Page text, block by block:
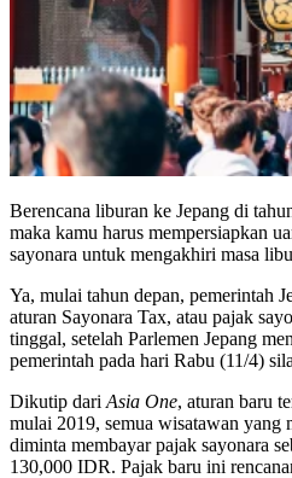
Berencana liburan ke Jepang di
maka kamu harus mempersiapkan
sayonara untuk mengakhiri masa
Ya, mulai tahun depan, pemerintah
aturan Sayonara Tax, atau pajak
tinggal, setelah Parlemen Jepang
pemerintah pada hari Rabu (11/4)
Dikutip dari Asia One, aturan baru
mulai 2019, semua wisatawan yang
diminta membayar pajak sayonara
130,000 IDR. Pajak baru ini